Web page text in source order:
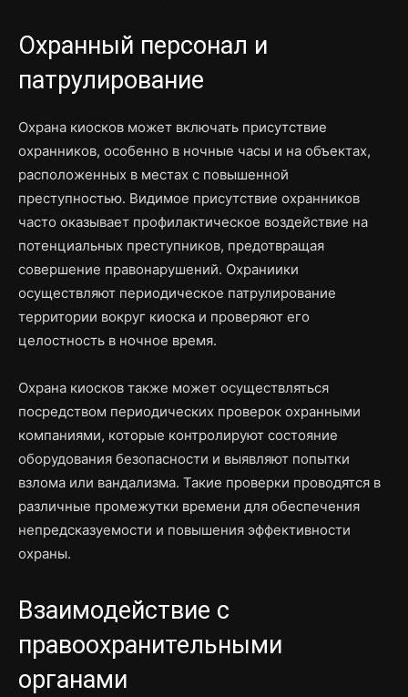
Охранный персонал и
патрулирование
Охрана киосков может включать присутствие
охранников, особенно в ночные часы и на объектах,
расположенных в местах с повышенной
преступностью. Видимое присутствие охранников
часто оказывает профилактическое воздействие на
потенциальных преступников, предотвращая
совершение правонарушений. Охраниики
осуществляют периодическое патрулирование
территории вокруг киоска и проверяют его
целостность в ночное время.
Охрана киосков также может осуществляться
посредством периодических проверок охранными
компаниями, которые контролируют состояние
оборудования безопасности и выявляют попытки
взлома или вандализма. Такие проверки проводятся в
различные промежутки времени для обеспечения
непредсказуемости и повышения эффективности
охраны.
Взаимодействие с
правоохранительными
органами